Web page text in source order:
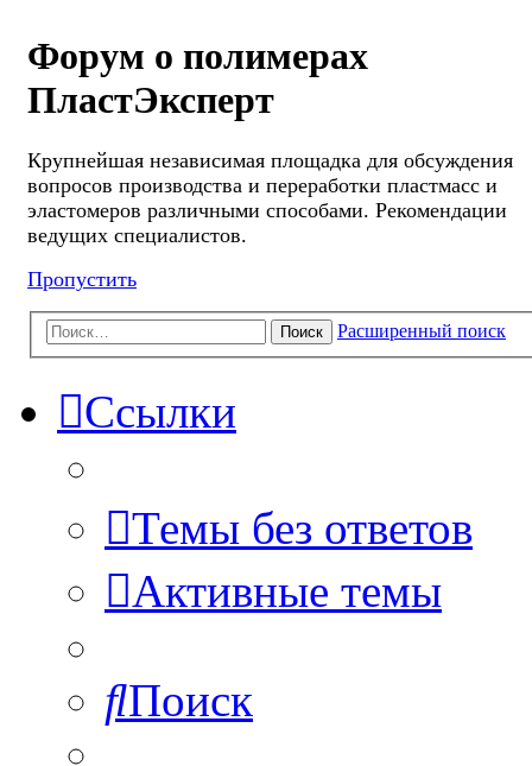
Форум о полимерах
ПластЭксперт
Крупнейшая независимая площадка для обсуждения
вопросов производства и переработки пластмасс и
эластомеров различными способами. Рекомендации
ведущих специалистов.
Пропустить
Поиск Расширенный поиск
Ссылки
Темы без ответов
Активные темы
Поиск